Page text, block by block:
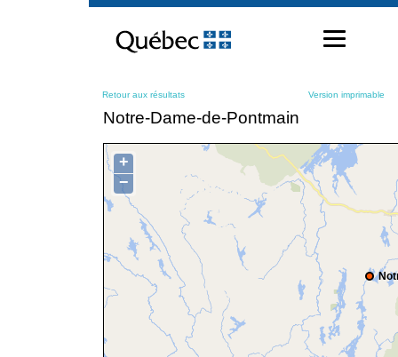
contenu
Retour aux résultats Version imprimable
Notre-Dame-de-Pontmain
+
−